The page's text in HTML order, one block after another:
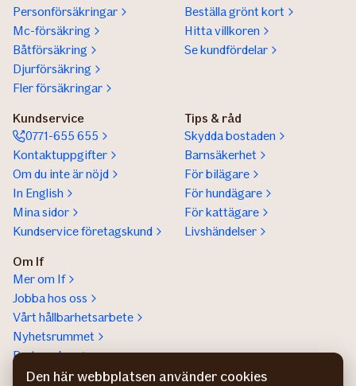
Personförsäkringar
Mc-försäkring
Båtförsäkring
Djurförsäkring
Fler försäkringar
Beställa grönt kort
Hitta villkoren
Se kundfördelar
Kundservice
0771-655 655
Kontaktuppgifter
Om du inte är nöjd
In English
Mina sidor
Kundservice företagskund
Tips & råd
Skydda bostaden
Barnsäkerhet
För bilägare
För hundägare
För kattägare
Livshändelser
Om If
Mer om If
Jobba hos oss
Vårt hållbarhetsarbete
Nyhetsrummet
Partnerskap
Help a lot award
Den här webbplatsen använder cookies